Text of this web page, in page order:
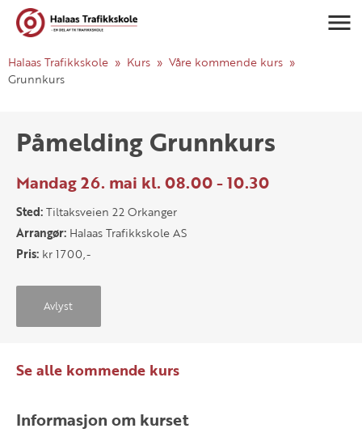
Halaas Trafikkskole Kurs
Våre kommende kurs
Grunnkurs
Påmelding Grunnkurs
Mandag 26. mai kl. 08.00 - 10.30
Sted:Tiltaksveien 22 Orkanger
Arrangør: Halaas Trafikkskole AS
Pris: kr 1700,-
Avlyst
Se alle kommende kurs
Informasjon om kurset